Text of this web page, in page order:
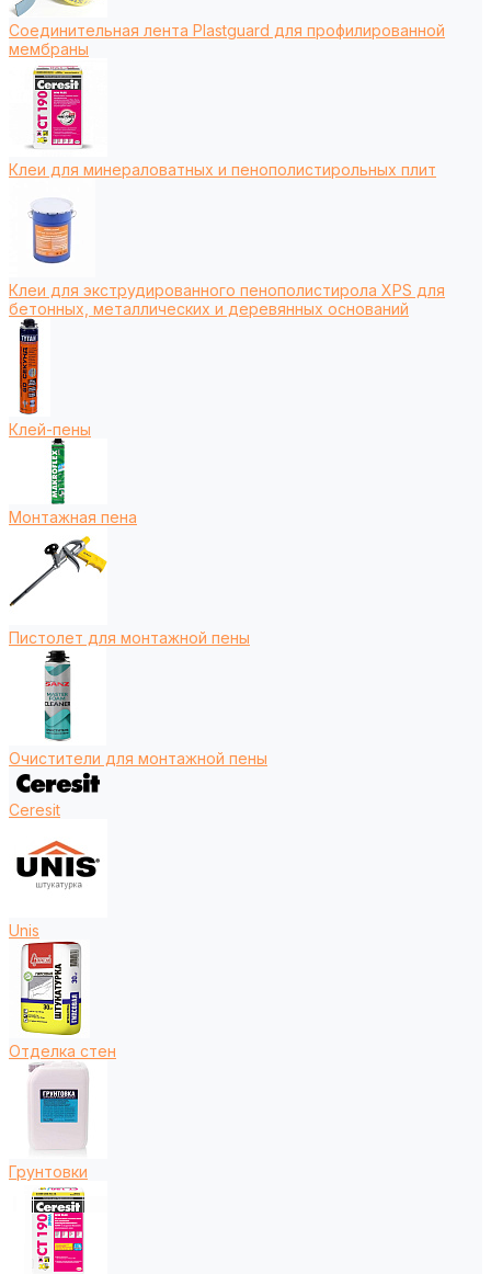
Соединительная лента Plastguard для профилированной
мембраны
Клеи для минераловатных и пенополистирольных плит
Клеи для экструдированного пенополистирола XPS для
бетонных, металлических и деревянных оснований
Клей-пены
Монтажная пена
Пистолет для монтажной пены
Очистители для монтажной пены
Ceresit
Unis
Отделка стен
Грунтовки